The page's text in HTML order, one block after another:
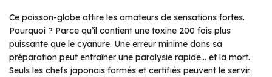
Ce poisson-globe attire les amateurs de sensations fortes.
Pourquoi ? Parce qu’il contient une toxine 200 fois plus
puissante que le cyanure. Une erreur minime dans sa
préparation peut entraîner une paralysie rapide… et la mort.
Seuls les chefs japonais formés et certifiés peuvent le servir.